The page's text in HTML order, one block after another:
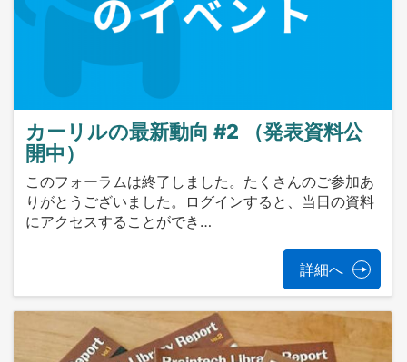
カーリルの最新動向 #2 （発表資料公
開中）
このフォーラムは終了しました。たくさんのご参加あ
りがとうございました。ログインすると、当日の資料
にアクセスすることができ…
詳細へ